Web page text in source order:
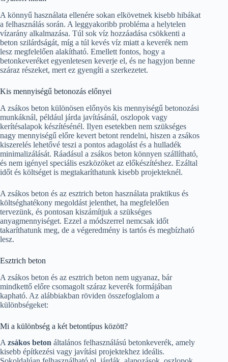
A könnyű használata ellenére sokan elkövetnek kisebb hibákat
a felhasználás során. A leggyakoribb probléma a helytelen
vízarány alkalmazása. Túl sok víz hozzáadása csökkenti a
beton szilárdságát, míg a túl kevés víz miatt a keverék nem
lesz megfelelően alakítható. Emellett fontos, hogy a
betonkeveréket egyenletesen keverje el, és ne hagyjon benne
száraz részeket, mert ez gyengíti a szerkezetet.
Kis mennyiségű betonozás előnyei
A zsákos beton különösen előnyös kis mennyiségű betonozási
munkáknál, például járda javításánál, oszlopok vagy
kerítésalapok készítésénél. Ilyen esetekben nem szükséges
nagy mennyiségű előre kevert betont rendelni, hiszen a zsákos
kiszerelés lehetővé teszi a pontos adagolást és a hulladék
minimalizálását. Ráadásul a zsákos beton könnyen szállítható,
és nem igényel speciális eszközöket az előkészítéshez. Ezáltal
időt és költséget is megtakaríthatunk kisebb projekteknél.
A zsákos beton és az esztrich beton használata praktikus és
költséghatékony megoldást jelenthet, ha megfelelően
tervezünk, és pontosan kiszámítjuk a szükséges
anyagmennyiséget. Ezzel a módszerrel nemcsak időt
takaríthatunk meg, de a végeredmény is tartós és megbízható
lesz.
Esztrich beton
A zsákos beton és az esztrich beton nem ugyanaz, bár
mindkettő előre csomagolt száraz keverék formájában
kapható. Az alábbiakban röviden összefoglalom a
különbségeket:
Mi a különbség a két betontípus között?
A zsákos beton általános felhasználású betonkeverék, amely
kisebb építkezési vagy javítási projektekhez ideális.